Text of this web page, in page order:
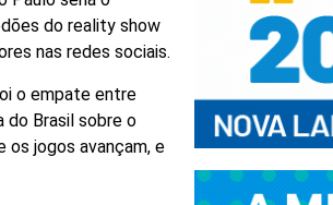
do reality show
nas redes sociais.
o empate entre
do Brasil sobre o
os jogos avançam, e